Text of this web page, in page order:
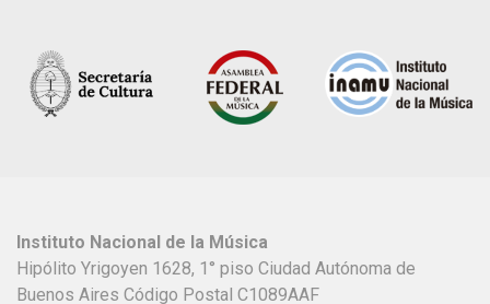
Instituto Nacional de la Música
Hipólito Yrigoyen 1628, 1° piso Ciudad Autónoma de
Buenos Aires Código Postal C1089AAF